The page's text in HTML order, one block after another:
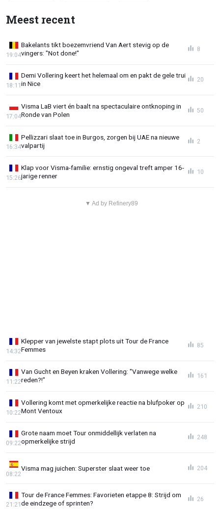
Meest recent
Bakelants tikt boezemvriend Van Aert stevig op de
vingers: "Not done!"
19:04
8
Demi Vollering keert het helemaal om en pakt de gele trui
in Nice
18:11
20
Visma LaB viert én baalt na spectaculaire ontknoping in
Ronde van Polen
17:04
50
Pellizzari slaat toe in Burgos, zorgen bij UAE na nieuwe
valpartij
16:34
2
Klap voor Visma-familie: ernstig ongeval treft amper 16-
jarige renner
15:26
10
▼ Ad by Refinery89
Klepper van jewelste stapt plots uit Tour de France
Femmes
14:32
85
Van Gucht en Beyen kraken Vollering: "Vanwege welke
reden?!"
11:22
161
Vollering komt met opmerkelijke reactie na blufpoker op
Mont Ventoux
10:22
210
Grote naam moet Tour onmiddellijk verlaten na
opmerkelijke strijd
09:22
248
Visma mag juichen: Superster slaat weer toe
08:22
204
Tour de France Femmes: Favorieten etappe 8: Strijd om
de eindzege of sprinten?
21:21
26